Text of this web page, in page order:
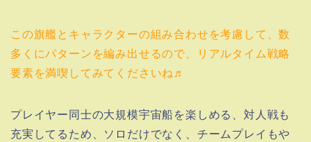
この旗艦とキャラクターの組み合わせを考慮して、数
多くにパターンを編み出せるので、リアルタイム戦略
要素を満喫してみてくださいね♬
プレイヤー同士の大規模宇宙船を楽しめる、対人戦も
充実してるため、ソロだけでなく、チームプレイもや